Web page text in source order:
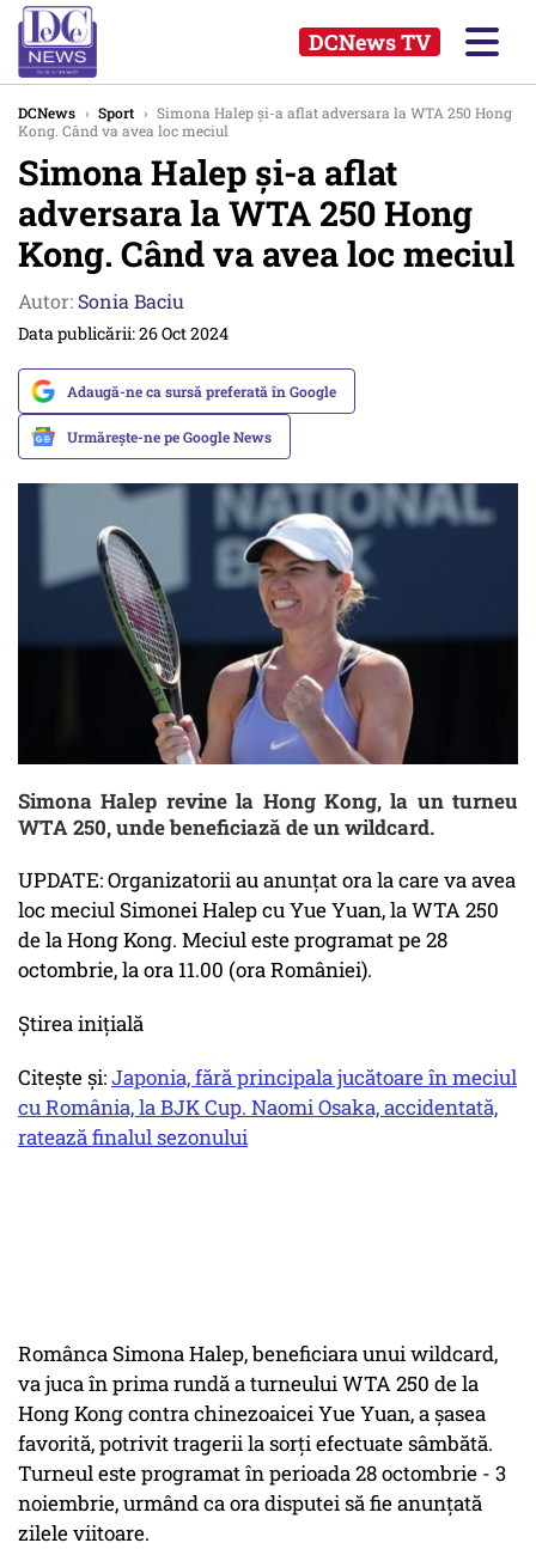
DCNews TV
DCNews › Sport › Simona Halep și-a aflat adversara la WTA 250 Hong
Kong. Când va avea loc meciul
Simona Halep și-a aflat
adversara la WTA 250 Hong
Kong. Când va avea loc meciul
Autor: Sonia Baciu
Data publicării: 26 Oct 2024
Adaugă-ne ca sursă preferată în Google
Urmărește-ne pe Google News
Simona Halep revine la Hong Kong, la un turneu
WTA 250, unde beneficiază de un wildcard.
UPDATE: Organizatorii au anunțat ora la care va avea
loc meciul Simonei Halep cu Yue Yuan, la WTA 250
de la Hong Kong. Meciul este programat pe 28
octombrie, la ora 11.00 (ora României).
Știrea inițială
Citește și:Japonia, fără principala jucătoare în meciul
cu România, la BJK Cup. Naomi Osaka, accidentată,
ratează finalul sezonului
Românca Simona Halep, beneficiara unui wildcard,
va juca în prima rundă a turneului WTA 250 de la
Hong Kong contra chinezoaicei Yue Yuan, a șasea
favorită, potrivit tragerii la sorți efectuate sâmbătă.
Turneul este programat în perioada 28 octombrie - 3
noiembrie, urmând ca ora disputei să fie anunțată
zilele viitoare.